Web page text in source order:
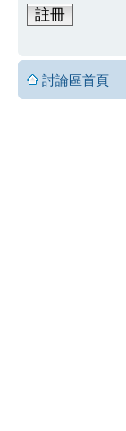
註冊
討論區首頁